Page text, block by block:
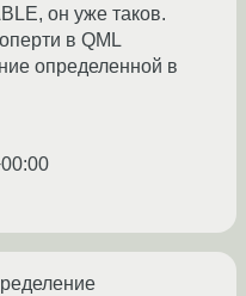
он уже таков.
в QML
определенной в